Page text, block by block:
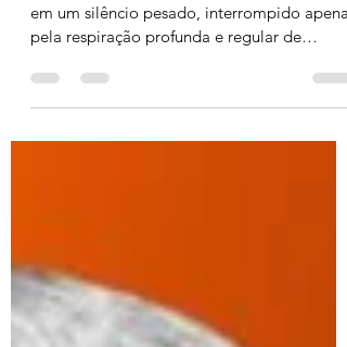
Mulher que Aprendeu a
Dizer NÃO
Três da manhã. O quarto estava mergulhado
em um silêncio pesado, interrompido apenas